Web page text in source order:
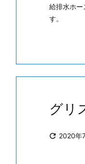
給排水ホ
す。
グリ
 2020年